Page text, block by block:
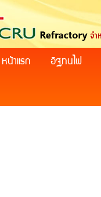
หน้าแรก อิฐทนไฟ